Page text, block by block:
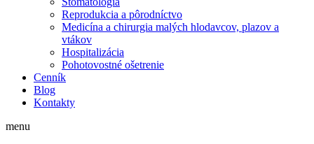
Reprodukcia a pôrodníctvo
Medicína a chirurgia malých hlodavcov, plazov a
vtákov
Hospitalizácia
Pohotovostné ošetrenie
Cenník
Blog
Kontakty
menu